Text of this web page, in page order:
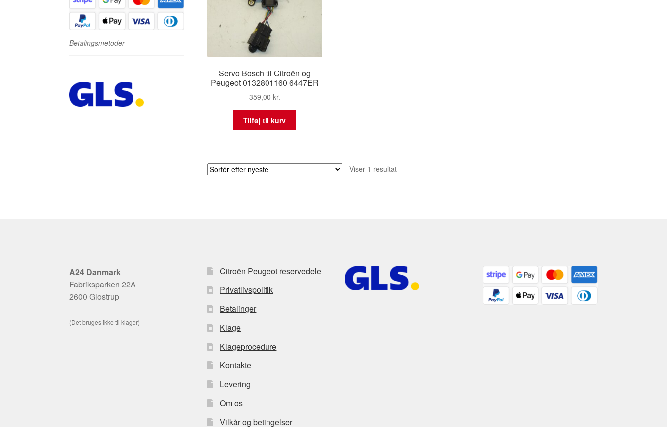
Servo Bosch til Citroën og
Peugeot 0132801160 6447ER
359,00 kr.
Tilføj til kurv
Viser 1 resultat
Betalingsmetoder
A24 Danmark
Fabriksparken 22A
2600 Glostrup
(Det bruges ikke til klager)
Citroën Peugeot reservedele
Privatlivspolitik
Betalinger
Klage
Klageprocedure
Kontakte
Levering
Om os
Vilkår og betingelser